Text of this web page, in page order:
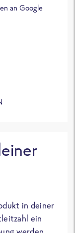
an Google
in deiner
ein